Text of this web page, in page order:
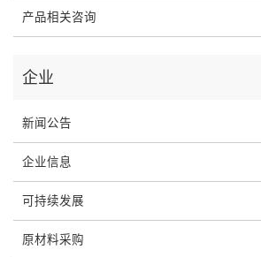
产品相关咨询
企业
新闻公告
企业信息
可持续发展
原材料采购